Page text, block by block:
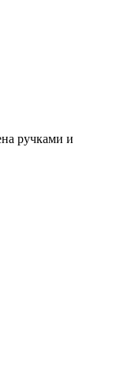
ручками и